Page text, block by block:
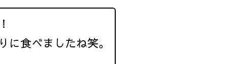
に食べましたね笑。